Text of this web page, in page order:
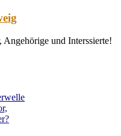
und Interssierte!